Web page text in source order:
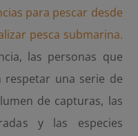
para pescar desde
pesca submarina.
las personas que
respetar una serie de
de capturas, las
y las especies